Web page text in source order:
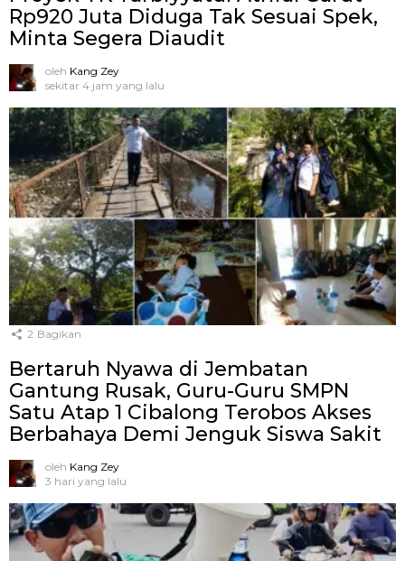
Rp920 Juta Diduga Tak Sesuai Spek,
Minta Segera Diaudit
oleh Kang Zey
sekitar 4 jam yang lalu
2 Bagikan
Bertaruh Nyawa di Jembatan
Gantung Rusak, Guru-Guru SMPN
Satu Atap 1 Cibalong Terobos Akses
Berbahaya Demi Jenguk Siswa Sakit
oleh Kang Zey
3 hari yang lalu